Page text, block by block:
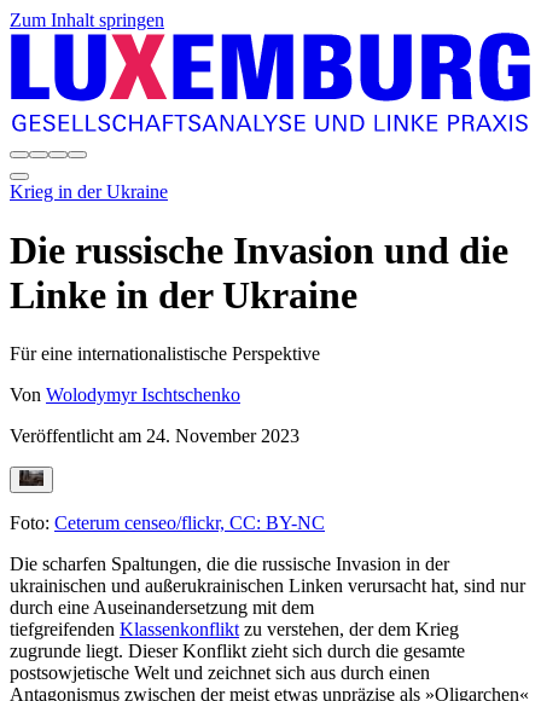
Zum Inhalt springen
Krieg in der Ukraine
Die russische Invasion und die
Linke in der Ukraine
Für eine internationalistische Perspektive
Von Wolodymyr Ischtschenko
Veröffentlicht am 24. November 2023
Foto: Ceterum censeo/flickr, CC: BY-NC
Die scharfen Spaltungen, die die russische Invasion in der
ukrainischen und außerukrainischen Linken verursacht hat, sind nur
durch eine Auseinandersetzung mit dem
tiefgreifenden Klassenkonfliktzu verstehen, der dem Krieg
zugrunde liegt. Dieser Konflikt zieht sich durch die gesamte
postsowjetische Welt und zeichnet sich aus durch einen
Antagonismus zwischen der meist etwas unpräzise als »Oligarchen«